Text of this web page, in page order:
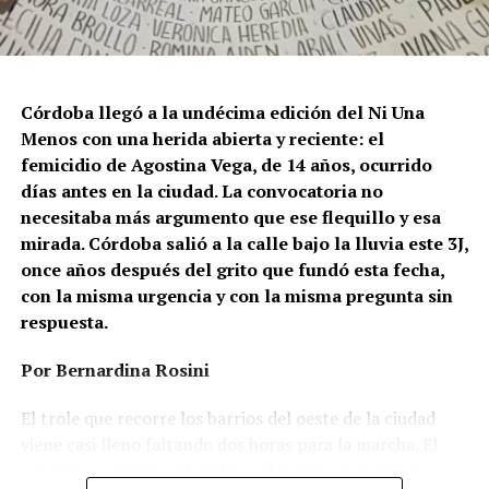
Ganar la vida: La historia de (no)
Córdoba llegó a la undécima edición del Ni Una
Menos con una herida abierta y reciente: el
femicidio de Agostina Vega, de 14 años, ocurrido
días antes en la ciudad. La convocatoria no
necesitaba más argumento que ese flequillo y esa
mirada. Córdoba salió a la calle bajo la lluvia este 3J,
once años después del grito que fundó esta fecha,
con la misma urgencia y con la misma pregunta sin
respuesta.
Por Bernardina Rosini
El trole que recorre los barrios del oeste de la ciudad